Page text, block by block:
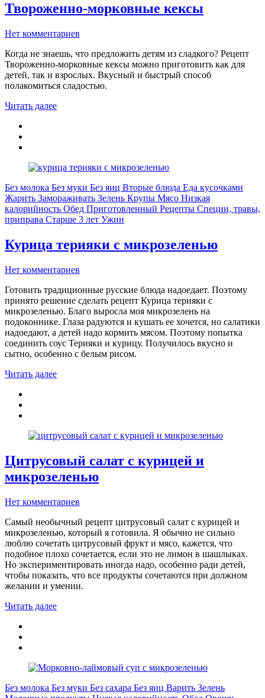
Твороженно-морковные кексы
Нет комментариев
Когда не знаешь, что предложить детям из сладкого? Рецепт
Твороженно-морковные кексы можно приготовить как для
детей, так и взрослых. Вкусный и быстрый способ
полакомиться сладостью.
Читать далее
Без молока Без муки Без яиц Вторые блюда Еда кусочками
Жарить Замораживать Зелень Крупы Мясо Низкая
калорийность Обед Приготовленный Рецепты Специи, травы,
приправа Старше 3 лет Ужин
Курица терияки с микрозеленью
Нет комментариев
Готовить традиционные русские блюда надоедает. Поэтому
принято решение сделать рецепт Курица терияки с
микрозеленью. Благо выросла моя микрозелень на
подоконнике. Глаза радуются и кушать ее хочется, но салатики
надоедают, а детей надо кормить мясом. Поэтому попытка
соединить соус Терияки и курицу. Получилось вкусно и
сытно, особенно с белым рисом.
Читать далее
Цитрусовый салат с курицей и
микрозеленью
Нет комментариев
Самый необычный рецепт цитрусовый салат с курицей и
микрозеленью, который я готовила. Я обычно не сильно
люблю сочетать цитрусовый фрукт и мясо, кажется, что
подобное плохо сочетается, если это не лимон в шашлыках.
Но экспериментировать иногда надо, особенно ради детей,
чтобы показать, что все продукты сочетаются при должном
желании и умении.
Читать далее
Без молока Без муки Без сахара Без яиц Варить Зелень